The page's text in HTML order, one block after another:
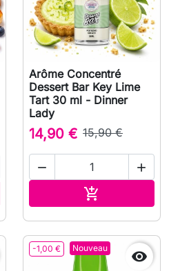
Arôme Concentré
Dessert Bar Key Lime
Tart 30 ml - Dinner
Lady
14,90 € 15,90 €
 

-1,00 € Nouveau
